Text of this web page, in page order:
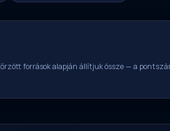
források alapján állítjuk össze — a